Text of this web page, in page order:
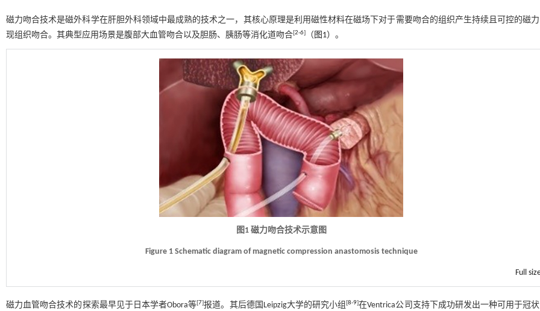
磁力吻合技术是磁外科学在肝胆外科领域中最成熟的技术之一，其核心原理是利用磁性材料在磁场下对于需要吻合的组织产生持续且可控的磁
现组织吻合。其典型应用场景是腹部大血管吻合以及胆肠、胰肠等消化道吻合[2-6] （ 图1）。
图1 磁力吻合技术示意图
Figure 1 Schematic diagram of magnetic compression anastomosis technique
Full
磁力血管吻合技术的探索最早见于日本学者Obora等[7]报道。其后德国Leipzig大学的研究小组[8-9]在Ventrica公司支持下成功研发出一种可用于冠